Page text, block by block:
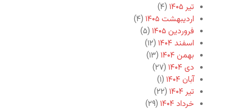
تیر ۱۴۰۵
(۴)
اردیبهشت ۱۴۰۵
(۴)
فروردین ۱۴۰۵
(۵)
اسفند ۱۴۰۴
(۱۲)
بهمن ۱۴۰۴
(۱۳)
دی ۱۴۰۴
(۲۷)
آبان ۱۴۰۴
(۱)
تیر ۱۴۰۴
(۲۲)
خرداد ۱۴۰۴
(۲۹)